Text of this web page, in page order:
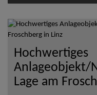
Hochwertiges
Anlageobjekt/
Lage am